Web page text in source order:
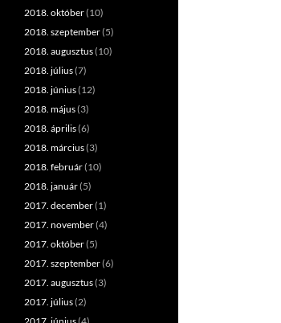
2018. október(10)
2018. szeptember(5)
2018. augusztus(10)
2018. július(7)
2018. június(12)
2018. május(3)
2018. április(6)
2018. március(3)
2018. február(10)
2018. január(5)
2017. december(1)
2017. november(4)
2017. október(5)
2017. szeptember(6)
2017. augusztus(3)
2017. július(2)